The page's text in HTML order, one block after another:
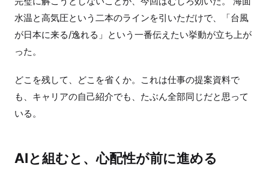
水温と高気圧という二本のラインを引いただけで、「台風
が日本に来る/逸れる」という一番伝えたい挙動が立ち上が
った。
どこを残して、どこを省くか。これは仕事の提案資料で
も、キャリアの自己紹介でも、たぶん全部同じだと思って
いる。
AIと組むと、心配性が前に進める